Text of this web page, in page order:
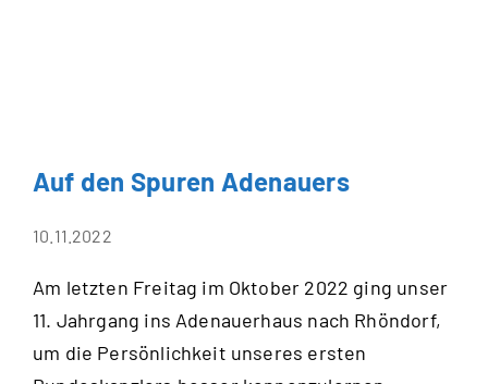
Auf den Spuren Adenauers
10.11.2022
Am letzten Freitag im Oktober 2022 ging unser
11. Jahrgang ins Adenauerhaus nach Rhöndorf,
um die Persönlichkeit unseres ersten